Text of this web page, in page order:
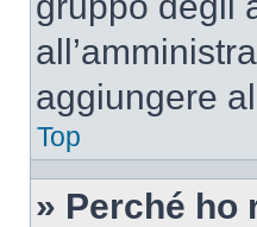
aggiungere
Top
» Perché ho